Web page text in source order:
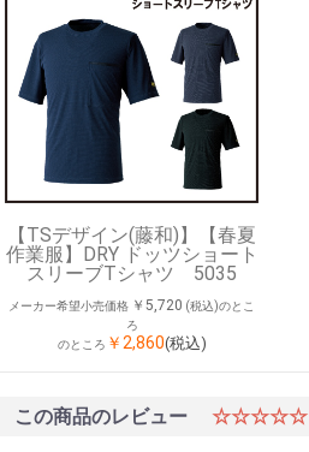
【TSデザイン(藤和)】【春夏
作業服】DRY ドッツショート
スリーブTシャツ 5035
メーカー希望小売価格 ￥5,720 (税込)のとこ
ろ
のところ ￥2,860(税込)
この商品のレビュー ☆☆☆☆☆